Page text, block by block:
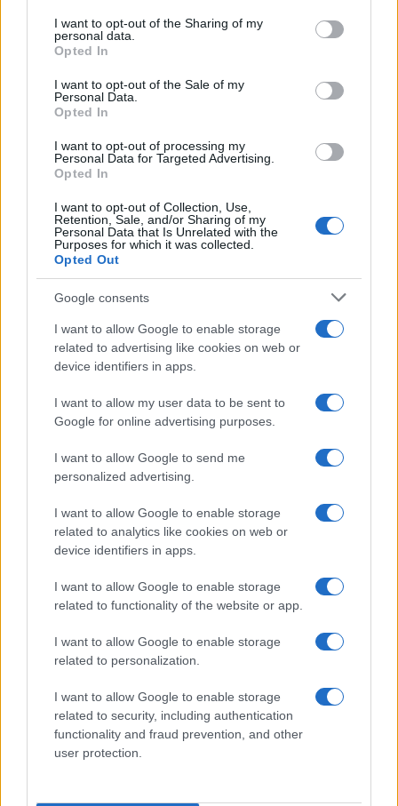
disclose it to other third parties.
Please note that this website/app uses one or more Google
services and may gather and store information including but
not limited to your visit or usage behaviour. You may click to
grant or deny consent to Google and its third-party tags to
consent section.
I want to opt-out of the Sharing of my
personal data.
Opted In
I want to opt-out of the Sale of my
Personal Data.
Opted In
I want to opt-out of processing my
Personal Data for Targeted Advertising.
Opted In
I want to opt-out of Collection, Use,
Retention, Sale, and/or Sharing of my
Personal Data that Is Unrelated with the
Purposes for which it was collected.
Opted Out
Google consents
I want to allow Google to enable storage
related to advertising like cookies on web or
device identifiers in apps.
I want to allow my user data to be sent to
Google for online advertising purposes.
I want to allow Google to send me
personalized advertising.
I want to allow Google to enable storage
related to analytics like cookies on web or
device identifiers in apps.
I want to allow Google to enable storage
related to functionality of the website or app.
I want to allow Google to enable storage
related to personalization.
I want to allow Google to enable storage
related to security, including authentication
functionality and fraud prevention, and other
user protection.
Il centenario /A L'Aquila arriva la mostra "TITO, 100 anni
L'attesa /Un estate di calcio: tra Mondiali e Serie A
Facebook
Cookie Policy
Syndication
Globalist
Globalscience
Globalsport
Culture
Salute
Megachip
GiULia
Prima Pagina
Giornale dello
Spettacolo
Wondernet
Giuliana Sgrena